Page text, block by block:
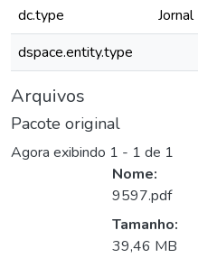
dc.type
Jornal
dspace.entity.type
Arquivos
Pacote original
Agora exibindo 1 - 1 de 1
Nome:
9597.pdf
Tamanho:
39,46 MB